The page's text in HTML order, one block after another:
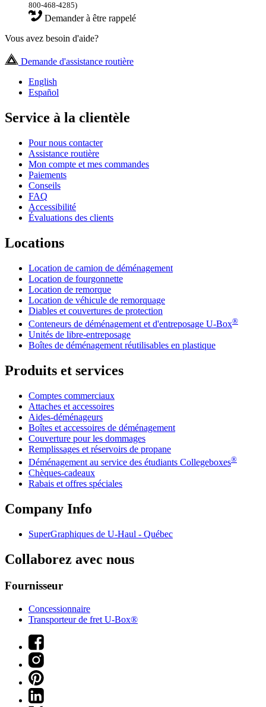
800-468-4285)
Demander à être rappelé
Vous avez besoin d'aide?
Demande d'assistance routière
English
Español
Service à la clientèle
Pour nous contacter
Assistance routière
Mon compte et mes commandes
Paiements
Conseils
FAQ
Accessibilité
Évaluations des clients
Locations
Location de camion de déménagement
Location de fourgonnette
Location de remorque
Location de véhicule de remorquage
Diables et couvertures de protection
Conteneurs de déménagement et d'entreposage U-Box®
Unités de libre-entreposage
Boîtes de déménagement réutilisables en plastique
Produits et services
Comptes commerciaux
Attaches et accessoires
Aides-déménageurs
Boîtes et accessoires de déménagement
Couverture pour les dommages
Remplissages et réservoirs de propane
Déménagement au service des étudiants Collegeboxes®
Chèques-cadeaux
Rabais et offres spéciales
Company Info
SuperGraphiques de U-Haul - Québec
Collaborez avec nous
Fournisseur
Concessionnaire
Transporteur de fret U-Box®